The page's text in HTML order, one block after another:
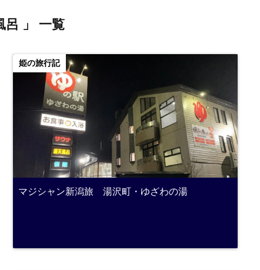
呂 」 一覧
姫の旅行記
マジシャン新潟旅 湯沢町・ゆざわの湯